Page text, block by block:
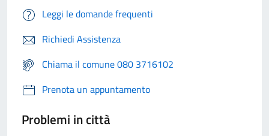
Leggi le domande frequenti
Richiedi Assistenza
Chiama il comune 080 3716102
Prenota un appuntamento
Problemi in città